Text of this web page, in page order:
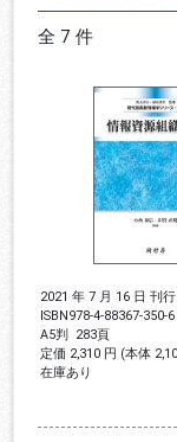
全 7 件
2021 年 7 月 16 日 刊行
ISBN978-4-88367-350-6
A5判 283頁
定価 2,310 円 (本体
在庫あり